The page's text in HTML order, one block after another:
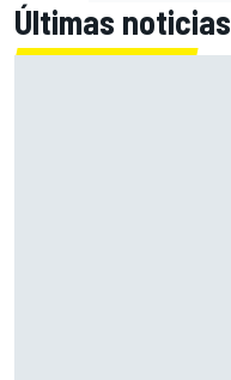
Últimas noticias